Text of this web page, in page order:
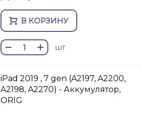
В КОРЗИНУ
шт
iPad 2019 , 7 gen (A2197, A2200,
A2198, A2270) - Аккумулятор,
ORIG